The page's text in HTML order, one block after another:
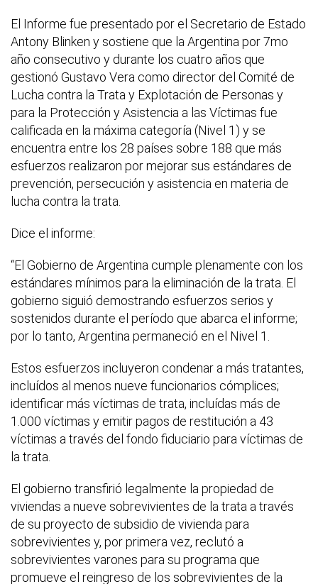
El Informe fue presentado por el Secretario de Estado
Antony Blinken y sostiene que la Argentina por 7mo
año consecutivo y durante los cuatro años que
gestionó Gustavo Vera como director del Comité de
Lucha contra la Trata y Explotación de Personas y
para la Protección y Asistencia a las Víctimas fue
calificada en la máxima categoría (Nivel 1) y se
encuentra entre los 28 países sobre 188 que más
esfuerzos realizaron por mejorar sus estándares de
prevención, persecución y asistencia en materia de
lucha contra la trata.
Dice el informe:
“El Gobierno de Argentina cumple plenamente con los
estándares mínimos para la eliminación de la trata. El
gobierno siguió demostrando esfuerzos serios y
sostenidos durante el período que abarca el informe;
por lo tanto, Argentina permaneció en el Nivel 1.
Estos esfuerzos incluyeron condenar a más tratantes,
incluídos al menos nueve funcionarios cómplices;
identificar más víctimas de trata, incluídas más de
1.000 víctimas y emitir pagos de restitución a 43
víctimas a través del fondo fiduciario para víctimas de
la trata.
El gobierno transfirió legalmente la propiedad de
viviendas a nueve sobrevivientes de la trata a través
de su proyecto de subsidio de vivienda para
sobrevivientes y, por primera vez, reclutó a
sobrevivientes varones para su programa que
promueve el reingreso de los sobrevivientes de la